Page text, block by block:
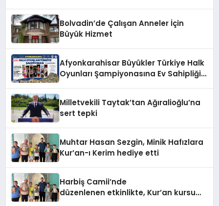
Bolvadin’de Çalışan Anneler İçin
Büyük Hizmet
Afyonkarahisar Büyükler Türkiye Halk
Oyunları Şampiyonasına Ev Sahipliği
Milletvekili Taytak’tan Ağıralioğlu’na
sert tepki
Muhtar Hasan Sezgin, Minik Hafızlara
Kur’an-ı Kerim hediye etti
Harbiş Camii’nde
düzenlenen etkinlikte, Kur’an kursu